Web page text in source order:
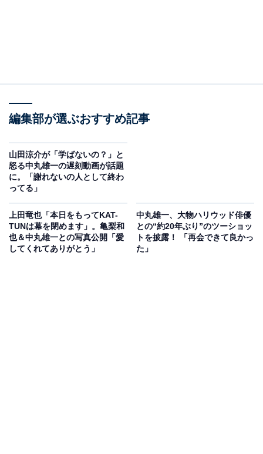
編集部が選ぶおすすめ記事
山田涼介が「学ばないの？」と
怒る中丸雄一の遅刻動画が話題
に。「謝れないの人として終わ
ってる」
上田竜也「本日をもってKAT-
TUNは幕を閉めます」。亀梨和
也＆中丸雄一との写真公開「愛
してくれてありがとう」
中丸雄一、大物ハリウッド俳優
との“約20年ぶり”のツーショッ
トを披露！ 「再会できて良かっ
た」